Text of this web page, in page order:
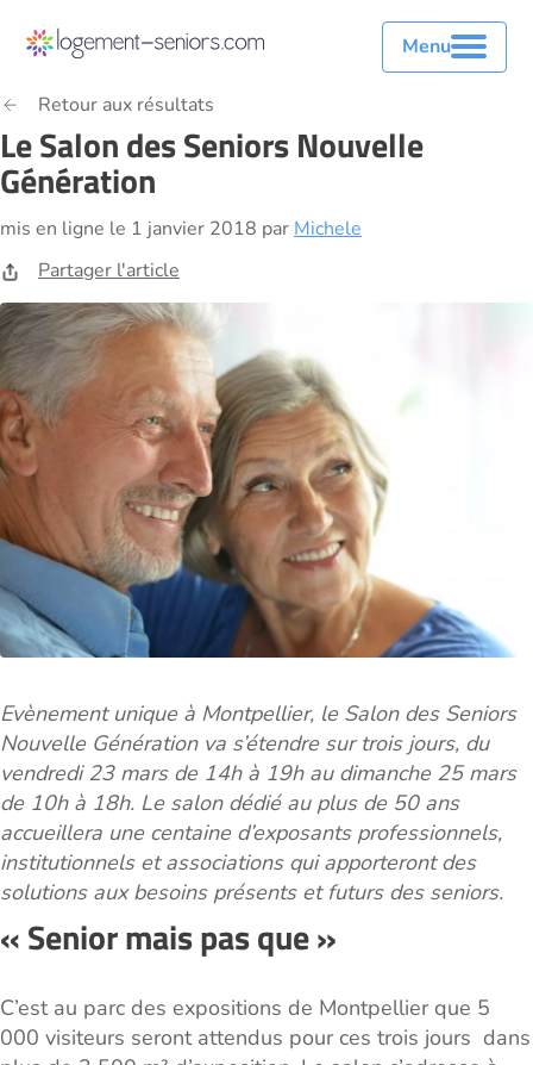
Menu
Retour aux résultats
Le Salon des Seniors Nouvelle
Génération
mis en ligne le 1 janvier 2018 par Michele
Partager l'article
Evènement unique à Montpellier, le Salon des Seniors
Nouvelle Génération va s’étendre sur trois jours, du
vendredi 23 mars de 14h à 19h au dimanche 25 mars
de 10h à 18h. Le salon dédié au plus de 50 ans
accueillera une centaine d’exposants professionnels,
institutionnels et associations qui apporteront des
solutions aux besoins présents et futurs des seniors.
« Senior mais pas que »
C’est au parc des expositions de Montpellier que 5
000 visiteurs seront attendus pour ces trois jours dans